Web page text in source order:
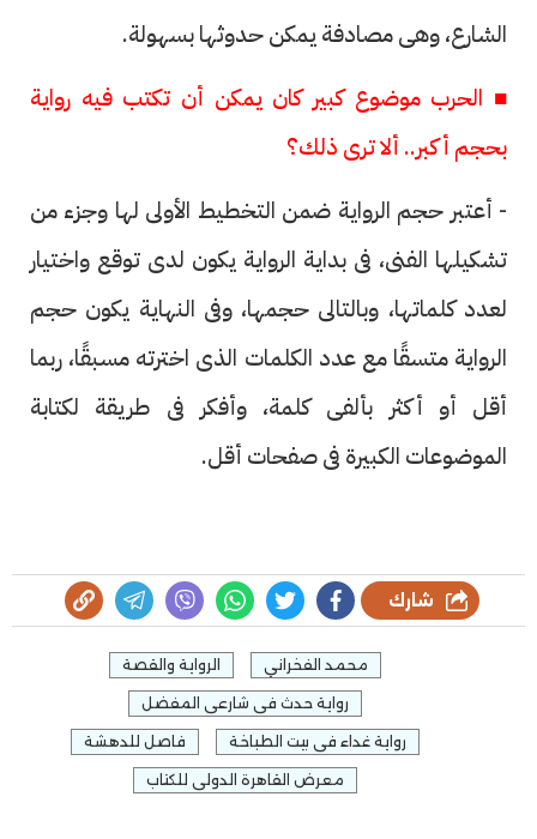
الشارع، وهى مصادفة يمكن حدوثها بسهولة.
■ الحرب موضوع كبير كان يمكن أن تكتب فيه رواية
بحجم أكبر.. ألا ترى ذلك؟
- أعتبر حجم الرواية ضمن التخطيط الأولى لها وجزء من
تشكيلها الفنى، فى بداية الرواية يكون لدى توقع واختيار
لعدد كلماتها، وبالتالى حجمها، وفى النهاية يكون حجم
الرواية متسقًا مع عدد الكلمات الذى اخترته مسبقًا، ربما
أقل أو أكثر بألفى كلمة، وأفكر فى طريقة لكتابة
الموضوعات الكبيرة فى صفحات أقل.
شارك
محمد الفخراني الرواية والقصة
رواية حدث فى شارعى المفضل
رواية غداء فى بيت الطباخة فاصل للدهشة
معرض القاهرة الدولى للكتاب